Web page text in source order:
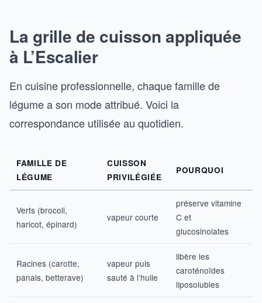
La grille de cuisson appliquée
à L’Escalier
En cuisine professionnelle, chaque famille de
légume a son mode attribué. Voici la
correspondance utilisée au quotidien.
FAMILLE DE
LÉGUME
CUISSON
PRIVILÉGIÉE
POURQUOI
Verts (brocoli,
haricot, épinard)
vapeur courte
préserve vitamine
C et
glucosinolates
Racines (carotte,
panais, betterave)
vapeur puis
sauté à l’huile
libère les
caroténoïdes
liposolubles